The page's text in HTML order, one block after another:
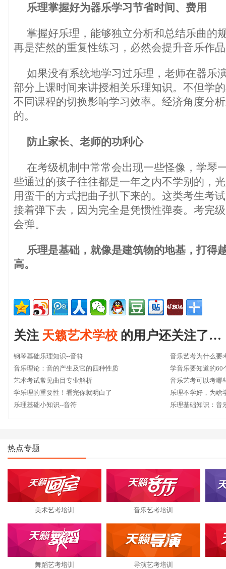
乐理掌握好为器乐学习节省时间、费用
掌握好乐理，能够独立分析和总结乐曲的
再是茫然的重复性练习，必然会提升音乐作
如果没有系统地学习过乐理，老师在器乐
部分上课时间来讲授相关乐理知识。不但学
不同课程的切换影响学习效率。经济角度分
的。
防止家长、老师的功利心
在考级机制中常常会出现一些怪像，学琴
些通过的孩子往往都是一年之内不学别的，
用蛮干的方式把曲子扒下来的。这类考生考
接着弹下去，因为完全是凭惯性弹奏。考完
会弹。
乐理是基础，就像是建筑物的地基，打得
高。
关注 天籁艺术学校 的用户还关注了…
钢琴基础乐理知识--音符
音乐理论：音的产生及它的四种性质
艺术考试常见曲目专业解析
学乐理的重要性！看完你就明白了
乐理基础小知识--音符
音乐艺考为什么要
学音乐要知道的60
音乐艺考可以考哪
乐理不学好，为啥
乐理基础知识：音
热点专题
美术艺考培训 音乐艺考培训
舞蹈艺考培训 导演艺考培训